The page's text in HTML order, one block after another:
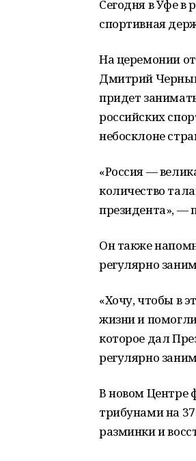
Сегодня в Уфе в
спортивная
На церемонии
Дмитрий
придет
российских
небосклоне
«Россия —
количество
президента», —
Он также
регулярно
«Хочу, чтобы в
жизни и
которое дал
регулярно
В новом Центре
трибунами на
разминки и